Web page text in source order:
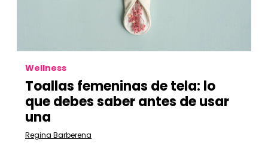
Wellness
Toallas femeninas de tela: lo
que debes saber antes de usar
una
Regina Barberena